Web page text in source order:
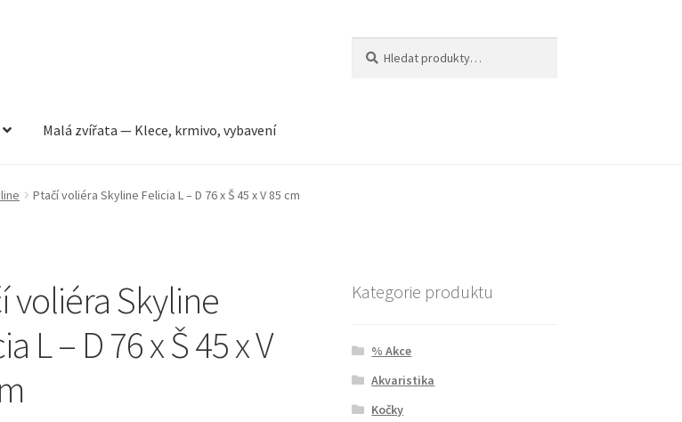
Malá zvířata — Klece, krmivo, vybavení
ObchodPokladna Vše pro kočky
Ptačí voliéra Skyline Felicia L – D 76 x Š 45 x V 85 cm
voliéra Skyline
L – D 76 x Š 45 x V
Kategorie produktu
% Akce
Akvaristika
Kočky